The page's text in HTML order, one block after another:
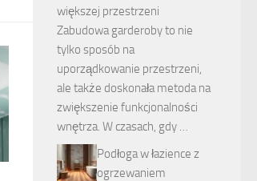
większej przestrzeni
Zabudowa garderoby to nie
tylko sposób na
uporządkowanie przestrzeni,
ale także doskonała metoda na
zwiększenie funkcjonalności
wnętrza. W czasach, gdy …
Podłoga w łazience z
ogrzewaniem